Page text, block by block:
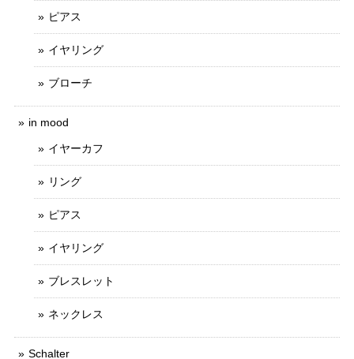
ピアス
イヤリング
ブローチ
in mood
イヤーカフ
リング
ピアス
イヤリング
ブレスレット
ネックレス
Schalter